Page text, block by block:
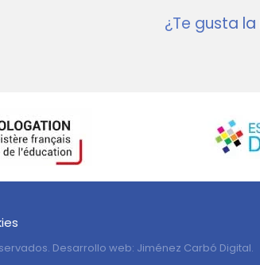
¿Te gusta la
Desarrollo web: Jiménez Carbó Digital.